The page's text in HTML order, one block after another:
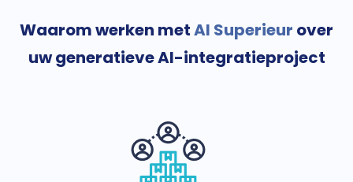
Waarom werken metAI Superieur over
uw generatieve AI-integratieproject